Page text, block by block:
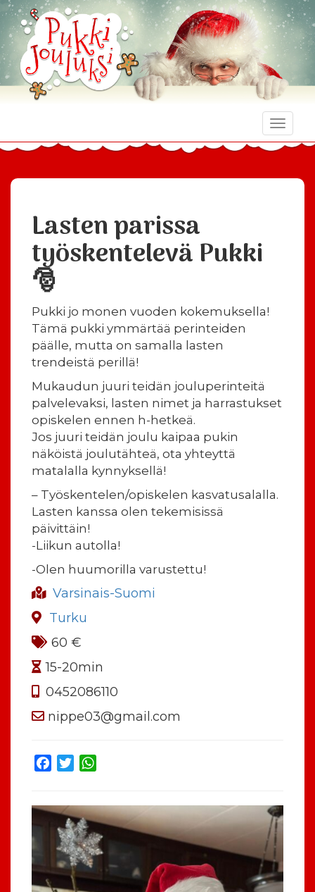
Toggle
Lasten parissa
työskentelevä Pukki
🎅
Pukki jo monen vuoden kokemuksella!
Tämä pukki ymmärtää perinteiden
päälle, mutta on samalla lasten
trendeistä perillä!
Mukaudun juuri teidän jouluperinteitä
palvelevaksi, lasten nimet ja harrastukset
opiskelen ennen h-hetkeä.
Jos juuri teidän joulu kaipaa pukin
näköistä joulutähteä, ota yhteyttä
matalalla kynnyksellä!
– Työskentelen/opiskelen kasvatusalalla.
Lasten kanssa olen tekemisissä
päivittäin!
-Liikun autolla!
-Olen huumorilla varustettu!
Varsinais-Suomi
Turku
60 €
15-20min
0452086110
nippe03@gmail.com
Facebook
Twitter